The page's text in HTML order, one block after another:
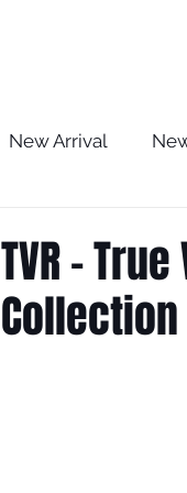
New Arrival
TVR -
Collection